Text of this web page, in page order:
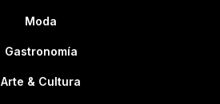
Moda
Gastronomía
Arte & Cultura